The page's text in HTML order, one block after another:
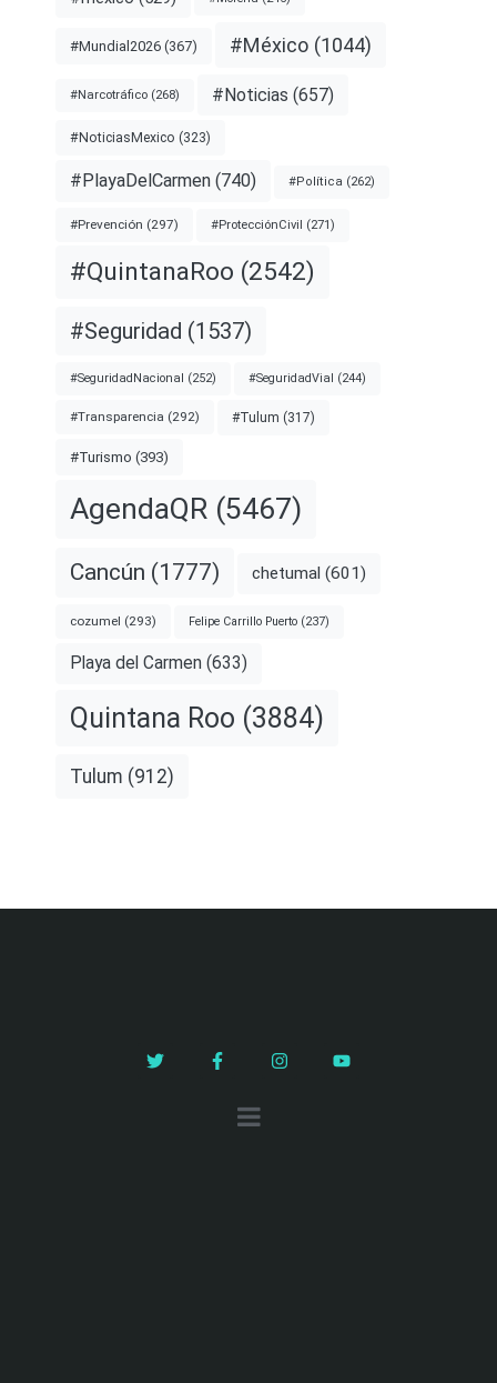
#Mundial2026 (367) #México (1044)
#Narcotráfico (268) #Noticias (657)
#NoticiasMexico (323)
#PlayaDelCarmen (740) #Política (262)
#Prevención (297) #ProtecciónCivil (271)
#QuintanaRoo (2542)
#Seguridad (1537)
#SeguridadNacional (252) #SeguridadVial (244)
#Transparencia (292) #Tulum (317)
#Turismo (393)
AgendaQR (5467)
Cancún (1777) chetumal (601)
cozumel (293) Felipe Carrillo Puerto (237)
Playa del Carmen (633)
Quintana Roo (3884)
Tulum (912)